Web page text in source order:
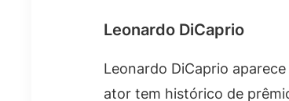
Leonardo DiCaprio
Leonardo DiCaprio
ator tem histórico de